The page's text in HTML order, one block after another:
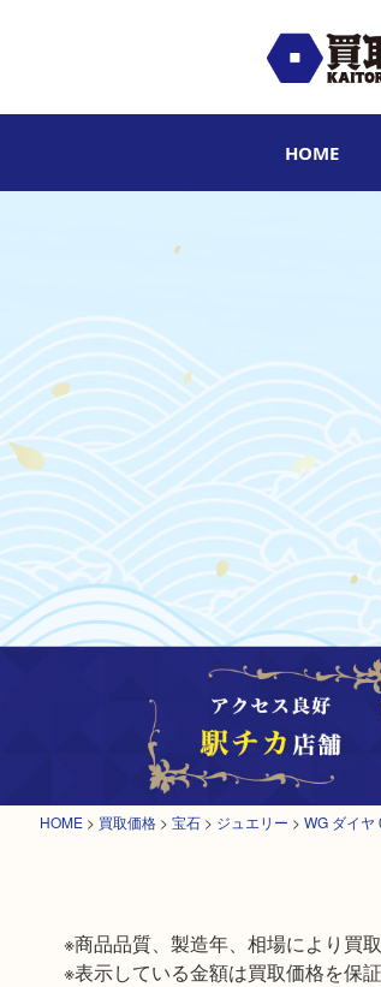
HOME
HOME > 買取価格 > 宝石 > ジュエリー > WG ダイヤ
※商品品質、製造年、相場により買
※表示している金額は買取価格を保